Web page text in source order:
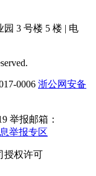
3 号楼 5 楼 | 电
0006 浙公网安备
举报邮箱：
举报专区
授权许可